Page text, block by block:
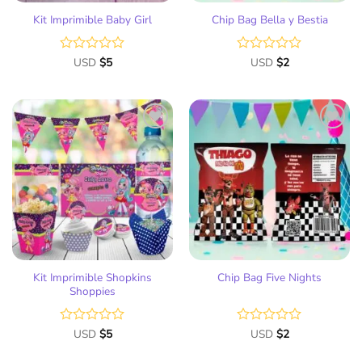
Kit Imprimible Baby Girl
Valorado
de
5
USD $5
Chip Bag Bella y Bestia
Valorado
de
USD $2
Añadir
a la
lista
de
deseos
Kit Imprimible Shopkins
Shoppies
Valorado
USD $5
Añadir
a la
lista
de
deseos
Chip Bag Five Nights
Valorado
USD $2